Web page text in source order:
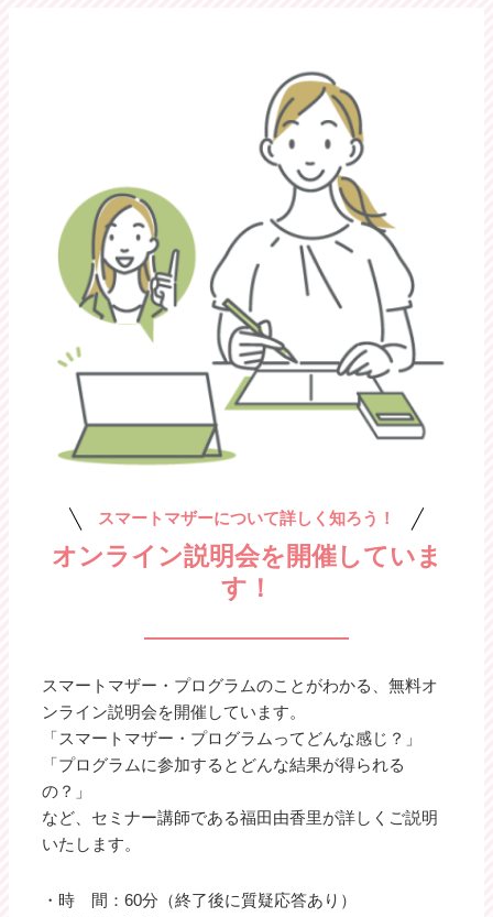
スマートマザーについて詳しく知ろう！
オンライン説明会を開催していま
す！
スマートマザー・プログラムのことがわかる、無料オ
ンライン説明会を開催しています。
「スマートマザー・プログラムってどんな感じ？」
「プログラムに参加するとどんな結果が得られる
の？」
など、セミナー講師である福田由香里が詳しくご説明
いたします。
・時 間：60分（終了後に質疑応答あり）